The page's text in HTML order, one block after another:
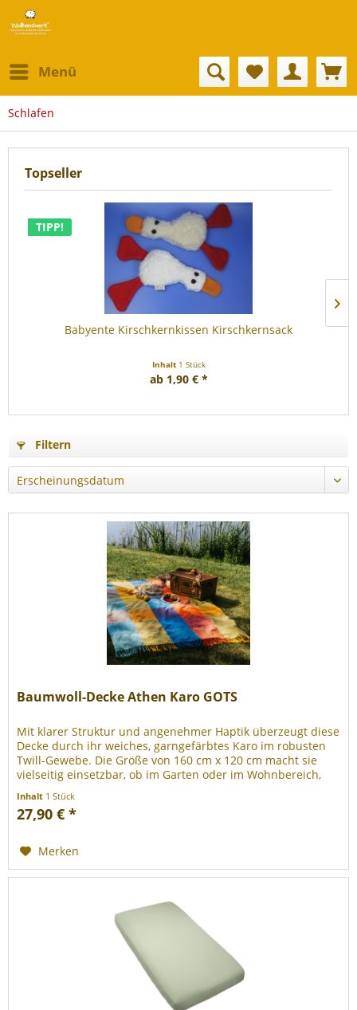
Menü
Schlafen
Topseller
TIPP!
Babyente Kirschkernkissen Kirschkernsack
Inhalt 1 Stück
ab 1,90 € *
Filtern
Baumwoll-Decke Athen Karo GOTS
Mit klarer Struktur und angenehmer Haptik überzeugt diese
Decke durch ihr weiches, garngefärbtes Karo im robusten
Twill-Gewebe. Die Größe von 160 cm x 120 cm macht sie
vielseitig einsetzbar, ob im Garten oder im Wohnbereich,
Inhalt 1 Stück
27,90 € *
Merken